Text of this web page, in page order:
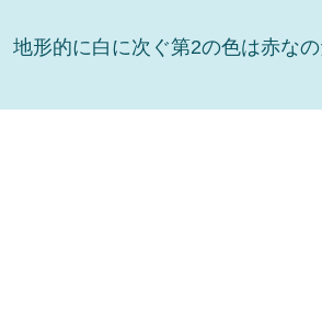
形的に白に次ぐ第2の色は赤なの